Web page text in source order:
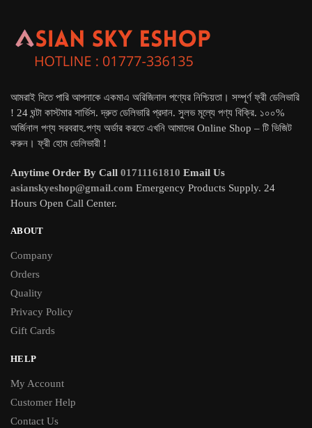
আমরাই দিতে পারি আপনাকে একমাএ অরিজিনাল পণ্যের নিশ্চিয়তা। সম্পূর্ণ ফ্রী ডেলিভারি
! 24 ঘন্টা কাস্টমার সার্ভিস. দ্রুত ডেলিভারি প্রদান. সুলভ মূল্যে পণ্য বিক্রি. ১০০%
অর্জিনাল পণ্য সরবরাহ.পণ্য অর্ডার করতে এখনি আমাদের Online Shop – টি ভিজিট
করুন। ফ্রী হোম ডেলিভারী !
Anytime Order By Call 01711161810 Email Us
asianskyeshop@gmail.com Emergency Products Supply. 24
Hours Open Call Center.
ABOUT
Company
Orders
Quality
Privacy Policy
Gift Cards
HELP
My Account
Customer Help
Contact Us